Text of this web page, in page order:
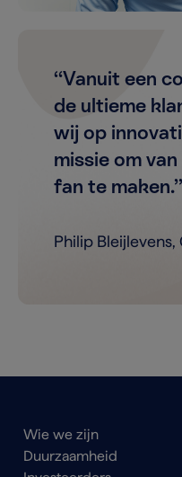
“Vanuit een
de ultieme
wij op
missie om
fan te maken.”
Philip Bleijlevens,
Main
navigation
Wie we zijn
Duurzaamheid